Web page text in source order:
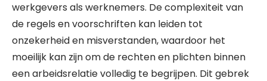
werkgevers als werknemers. De complexiteit van
de regels en voorschriften kan leiden tot
onzekerheid en misverstanden, waardoor het
moeilijk kan zijn om de rechten en plichten binnen
een arbeidsrelatie volledig te begrijpen. Dit gebrek